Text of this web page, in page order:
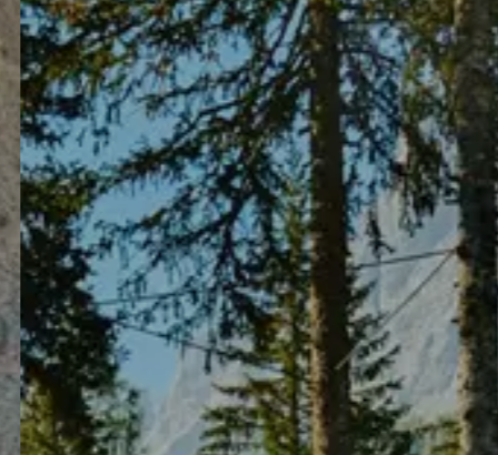
TEL +39 0474 710444
INFO@CARAVANPARKSEXTEN.IT